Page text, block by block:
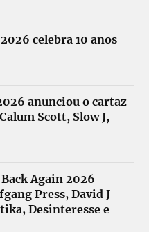
celebra 10 anos
anunciou o cartaz
Scott, Slow J,
Again 2026
Press, David J
Desinteresse e